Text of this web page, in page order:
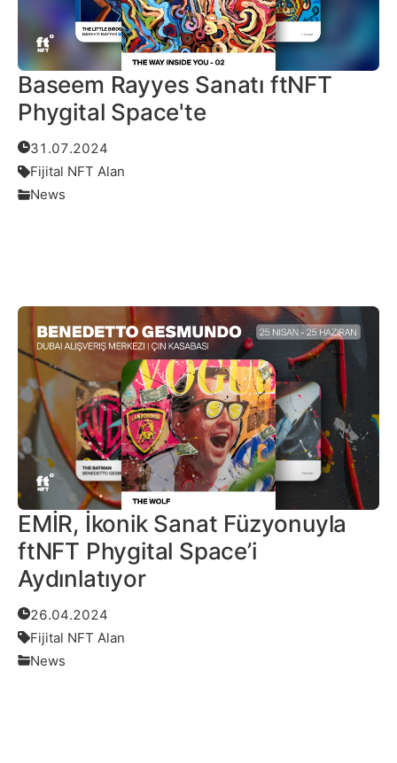
Baseem Rayyes Sanatı ftNFT
Phygital Space'te
31.07.2024
Fijital NFT Alan
News
EMİR, İkonik Sanat Füzyonuyla
ftNFT Phygital Space’i
Aydınlatıyor
26.04.2024
Fijital NFT Alan
News